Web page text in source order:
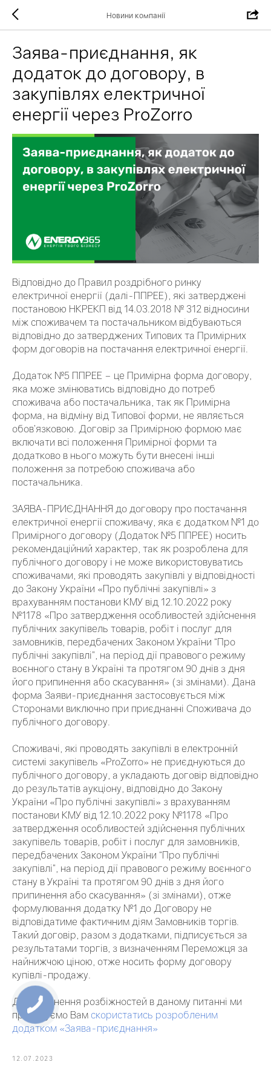
Новини компанії
Заява-приєднання, як
додаток до договору, в
закупівлях електричної
енергії через ProZorro
Відповідно до Правил роздрібного ринку
електричної енергії (далі-ППРЕЕ), які затверджені
постановою НКРЕКП від 14.03.2018 № 312 відносини
між споживачем та постачальником відбуваються
відповідно до затверджених Типових та Примірних
форм договорів на постачання електричної енергії.
Додаток №5 ППРЕЕ – це Примірна форма договору,
яка може змінюватись відповідно до потреб
споживача або постачальника, так як Примірна
форма, на відміну від Типової форми, не являється
обов’язковою. Договір за Примірною формою має
включати всі положення Примірної форми та
додатково в нього можуть бути внесені інші
положення за потребою споживача або
постачальника.
ЗАЯВА-ПРИЄДНАННЯ до договору про постачання
електричної енергії споживачу, яка є додатком №1 до
Примірного договору (Додаток №5 ППРЕЕ) носить
рекомендаційний характер, так як розроблена для
публічного договору і не може використовуватись
споживачами, які проводять закупівлі у відповідності
до Закону України «Про публічні закупівлі» з
врахуванням постанови КМУ від 12.10.2022 року
№1178 «Про затвердження особливостей здійснення
публічних закупівель товарів, робіт і послуг для
замовників, передбачених Законом України “Про
публічні закупівлі”, на період дії правового режиму
воєнного стану в Україні та протягом 90 днів з дня
його припинення або скасування» (зі змінами). Дана
форма Заяви-приєднання застосовується між
Сторонами виключно при приєднанні Споживача до
публічного договору.
Споживачі, які проводять закупівлі в електронній
системі закупівель «ProZorro» не приєднуються до
публічного договору, а укладають договір відповідно
до результатів аукціону, відповідно до Закону
України «Про публічні закупівлі» з врахуванням
постанови КМУ від 12.10.2022 року №1178 «Про
затвердження особливостей здійснення публічних
закупівель товарів, робіт і послуг для замовників,
передбачених Законом України “Про публічні
закупівлі”, на період дії правового режиму воєнного
стану в Україні та протягом 90 днів з дня його
припинення або скасування» (зі змінами), отже
формулювання додатку №1 до Договору не
відповідатиме фактичним діям Замовників торгів.
Такий договір, разом з додатками, підписується за
результатами торгів, з визначенням Переможця за
найнижчою ціною, отже носить форму договору
купівлі-продажу.
Для уникнення розбіжностей в даному питанні ми
пропонуємо Вам скористатись розробленим
додатком «Заява-приєднання»
12.07.2023